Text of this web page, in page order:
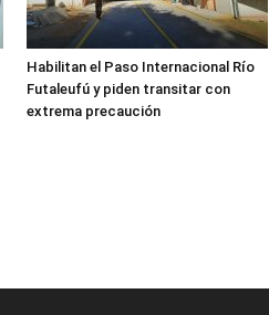
Habilitan el Paso Internacional Río
Futaleufú y piden transitar con
extrema precaución